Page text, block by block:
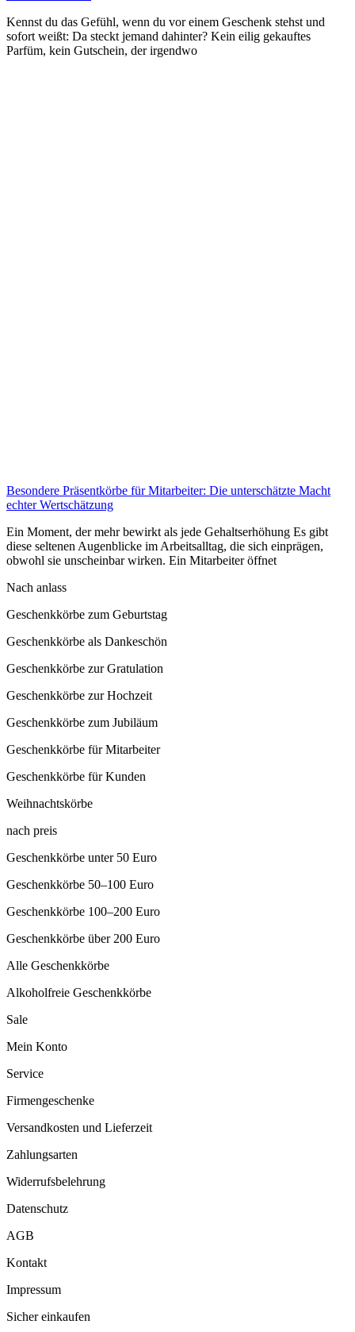
Kennst du das Gefühl, wenn du vor einem Geschenk stehst und
sofort weißt: Da steckt jemand dahinter? Kein eilig gekauftes
Parfüm, kein Gutschein, der irgendwo
Besondere Präsentkörbe für Mitarbeiter: Die unterschätzte Macht
echter Wertschätzung
Ein Moment, der mehr bewirkt als jede Gehaltserhöhung Es gibt
diese seltenen Augenblicke im Arbeitsalltag, die sich einprägen,
obwohl sie unscheinbar wirken. Ein Mitarbeiter öffnet
Nach anlass
Geschenkkörbe zum Geburtstag
Geschenkkörbe als Dankeschön
Geschenkkörbe zur Gratulation
Geschenkkörbe zur Hochzeit
Geschenkkörbe zum Jubiläum
Geschenkkörbe für Mitarbeiter
Geschenkkörbe für Kunden
Weihnachtskörbe
nach preis
Geschenkkörbe unter 50 Euro
Geschenkkörbe 50–100 Euro
Geschenkkörbe 100–200 Euro
Geschenkkörbe über 200 Euro
Alle Geschenkkörbe
Alkoholfreie Geschenkkörbe
Sale
Mein Konto
Service
Firmengeschenke
Versandkosten und Lieferzeit
Zahlungsarten
Widerrufsbelehrung
Datenschutz
AGB
Kontakt
Impressum
Sicher einkaufen